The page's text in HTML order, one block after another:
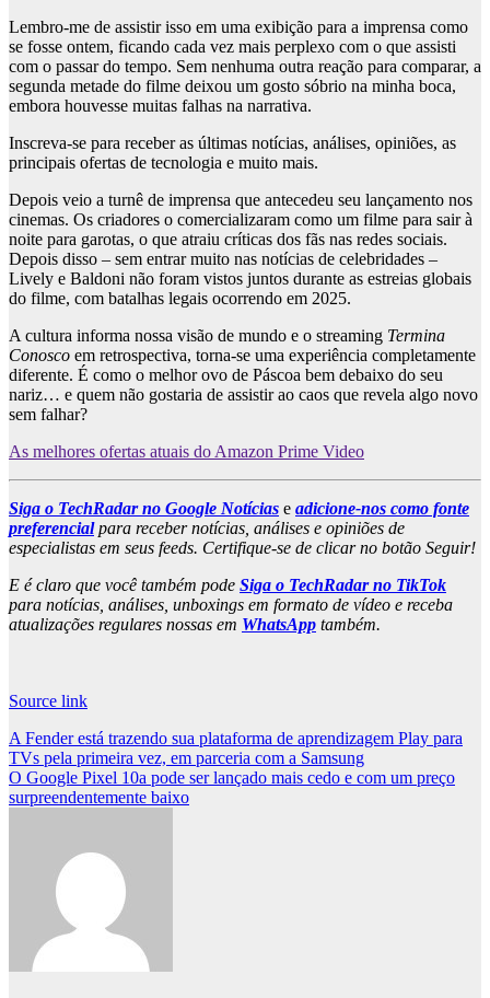
Lembro-me de assistir isso em uma exibição para a imprensa como
se fosse ontem, ficando cada vez mais perplexo com o que assisti
com o passar do tempo. Sem nenhuma outra reação para comparar, a
segunda metade do filme deixou um gosto sóbrio na minha boca,
embora houvesse muitas falhas na narrativa.
Inscreva-se para receber as últimas notícias, análises, opiniões, as
principais ofertas de tecnologia e muito mais.
Depois veio a turnê de imprensa que antecedeu seu lançamento nos
cinemas. Os criadores o comercializaram como um filme para sair à
noite para garotas, o que atraiu críticas dos fãs nas redes sociais.
Depois disso – sem entrar muito nas notícias de celebridades –
Lively e Baldoni não foram vistos juntos durante as estreias globais
do filme, com batalhas legais ocorrendo em 2025.
A cultura informa nossa visão de mundo e o streaming Termina
Conosco em retrospectiva, torna-se uma experiência completamente
diferente. É como o melhor ovo de Páscoa bem debaixo do seu
nariz… e quem não gostaria de assistir ao caos que revela algo novo
sem falhar?
As melhores ofertas atuais do Amazon Prime Video
Siga o TechRadar no Google Notícias e adicione-nos como fonte
preferencialpara receber notícias, análises e opiniões de
especialistas em seus feeds. Certifique-se de clicar no botão Seguir!
E é claro que você também pode Siga o TechRadar no TikTok
para notícias, análises, unboxings em formato de vídeo e receba
atualizações regulares nossas em WhatsApp também.
Source link
Post
navigation
A Fender está trazendo sua plataforma de aprendizagem Play para
TVs pela primeira vez, em parceria com a Samsung
O Google Pixel 10a pode ser lançado mais cedo e com um preço
surpreendentemente baixo